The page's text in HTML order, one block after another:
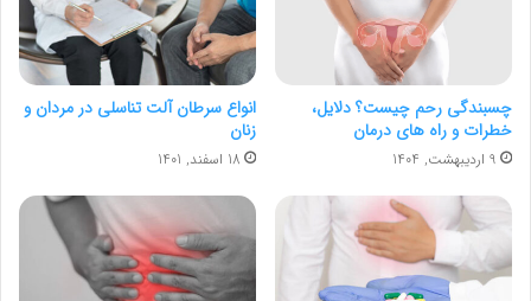
چسبندگی رحم چیست؟ دلایل،
خطرات و راه های درمان
9 اردیبهشت, 1404
انواع سرطان آلت تناسلی در مردان و
زنان
18 اسفند, 1401